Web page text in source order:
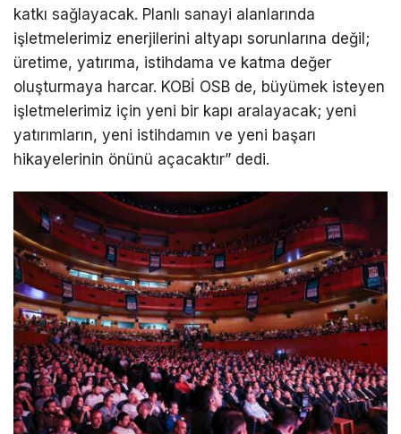
katkı sağlayacak. Planlı sanayi alanlarında
işletmelerimiz enerjilerini altyapı sorunlarına değil;
üretime, yatırıma, istihdama ve katma değer
oluşturmaya harcar. KOBİ OSB de, büyümek isteyen
işletmelerimiz için yeni bir kapı aralayacak; yeni
yatırımların, yeni istihdamın ve yeni başarı
hikayelerinin önünü açacaktır” dedi.